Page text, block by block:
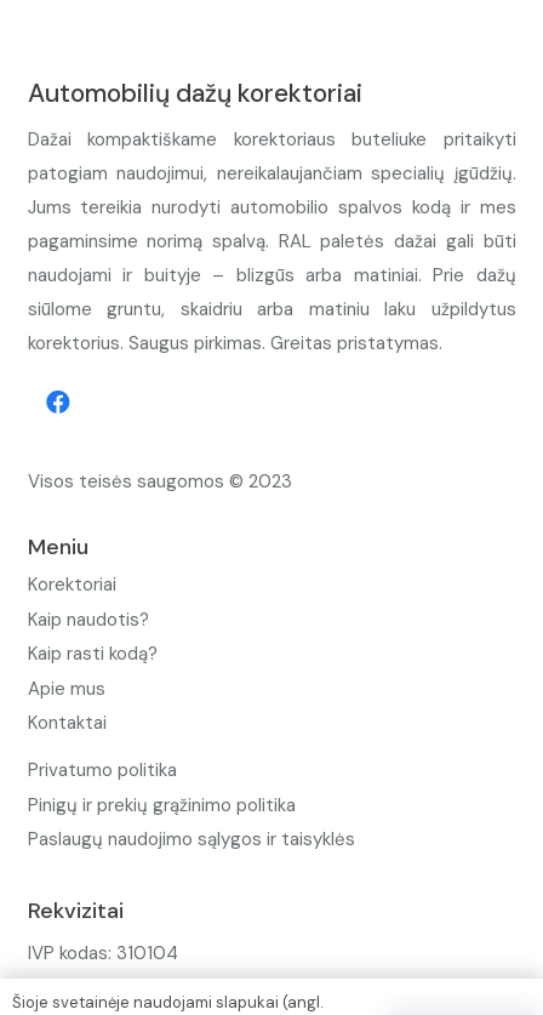
Automobilių dažų korektoriai
Dažai kompaktiškame korektoriaus buteliuke pritaikyti
patogiam naudojimui, nereikalaujančiam specialių įgūdžių.
Jums tereikia nurodyti automobilio spalvos kodą ir mes
pagaminsime norimą spalvą. RAL paletės dažai gali būti
naudojami ir buityje – blizgūs arba matiniai. Prie dažų
siūlome gruntu, skaidriu arba matiniu laku užpildytus
korektorius. Saugus pirkimas. Greitas pristatymas.
Visos teisės saugomos © 2023
Meniu
Korektoriai
Kaip naudotis?
Kaip rasti kodą?
Apie mus
Kontaktai
Privatumo politika
Pinigų ir prekių grąžinimo politika
Paslaugų naudojimo sąlygos ir taisyklės
Rekvizitai
IVP kodas: 310104
Šioje svetainėje naudojami slapukai (angl.